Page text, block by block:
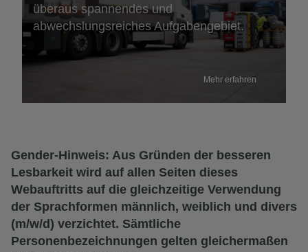
überaus spannendes und
abwechslungsreiches Aufgabengebiet.
Mehr erfahren
Gender-Hinweis: Aus Gründen der besseren
Lesbarkeit wird auf allen Seiten dieses
Webauftritts auf die gleichzeitige Verwendung
der Sprachformen männlich, weiblich und divers
(m/w/d) verzichtet. Sämtliche
Personenbezeichnungen gelten gleichermaßen